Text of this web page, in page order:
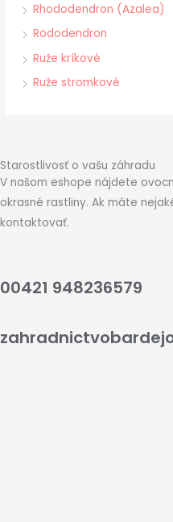
Rhododendron (Azalea)
Rododendron
Ruže kríkové
Ruže stromkové
Starostlivosť o vašu záhradu
V našom eshope nájdete
okrasné rastliny. Ak máte
kontaktovať.
00421 948236579